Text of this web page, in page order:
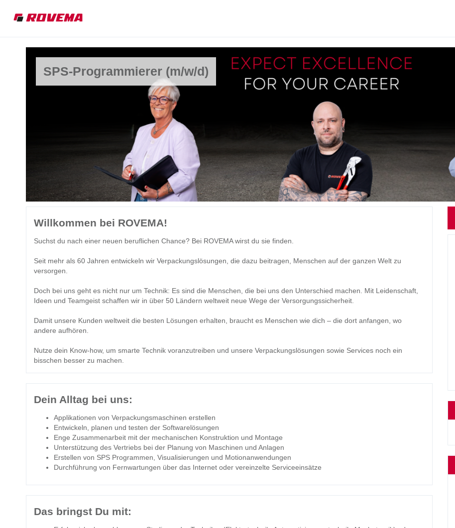
SPS-Programmierer (m/w/d)
Willkommen bei ROVEMA!
Suchst du nach einer neuen beruflichen Chance? Bei ROVEMA wirst du sie finden.
Seit mehr als 60 Jahren entwickeln wir Verpackungslösungen, die dazu beitragen, Menschen auf der ganzen Welt zu
versorgen.
Doch bei uns geht es nicht nur um Technik: Es sind die Menschen, die bei uns den Unterschied machen. Mit Leidenschaft,
Ideen und Teamgeist schaffen wir in über 50 Ländern weltweit neue Wege der Versorgungssicherheit.
Damit unsere Kunden weltweit die besten Lösungen erhalten, braucht es Menschen wie dich – die dort anfangen, wo
andere aufhören.
Nutze dein Know-how, um smarte Technik voranzutreiben und unsere Verpackungslösungen sowie Services noch ein
bisschen besser zu machen.
Dein Alltag bei uns:
Applikationen von Verpackungsmaschinen erstellen
Entwickeln, planen und testen der Softwarelösungen
Enge Zusammenarbeit mit der mechanischen Konstruktion und Montage
Unterstützung des Vertriebs bei der Planung von Maschinen und Anlagen
Erstellen von SPS Programmen, Visualisierungen und Motionanwendungen
Durchführung von Fernwartungen über das Internet oder vereinzelte Serviceeinsätze
Das bringst Du mit: